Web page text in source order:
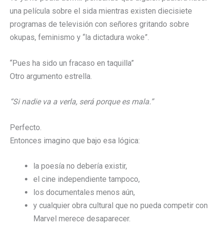
una película sobre el sida mientras existen diecisiete
programas de televisión con señores gritando sobre
okupas, feminismo y “la dictadura woke”.
“Pues ha sido un fracaso en taquilla”
Otro argumento estrella.
“Si nadie va a verla, será porque es mala.”
Perfecto.
Entonces imagino que bajo esa lógica:
la poesía no debería existir,
el cine independiente tampoco,
los documentales menos aún,
y cualquier obra cultural que no pueda competir con
Marvel merece desaparecer.